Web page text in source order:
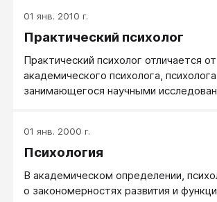
01 янв. 2010 г.
Практический психолог
Практический психолог отличается от
академического психолога,
занимающегося научными
академическая более научна, она как
научна, а практическая психология
01 янв. 2000 г.
Психология
В академическом определении,
о закономерностях развития и